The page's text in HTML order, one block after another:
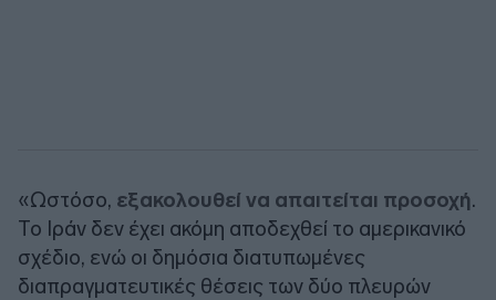
«Ωστόσο, εξακολουθεί να απαιτείται προσοχή.
Το Ιράν δεν έχει ακόμη αποδεχθεί το αμερικανικό
σχέδιο, ενώ οι δημόσια διατυπωμένες
διαπραγματευτικές θέσεις των δύο πλευρών